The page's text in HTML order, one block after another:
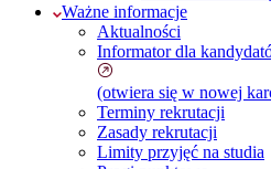
Ważne informacje
Aktualności
Informator dla
(otwiera się w nowej
Terminy rekrutacji
Zasady rekrutacji
Limity przyjęć na studia